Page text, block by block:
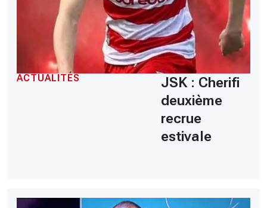
ACTUALITÉS
JSK : Cherifi
deuxième
recrue
estivale